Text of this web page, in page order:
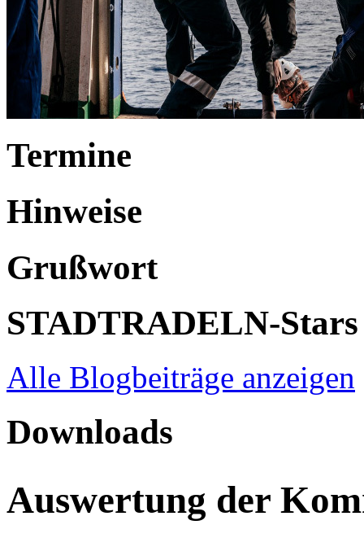
Termine
Hinweise
Grußwort
STADTRADELN-Stars
Alle Blogbeiträge anzeigen
Downloads
Auswertung der